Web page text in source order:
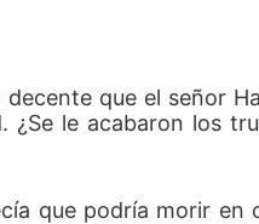
que el señor
le acabaron los
que podría morir en